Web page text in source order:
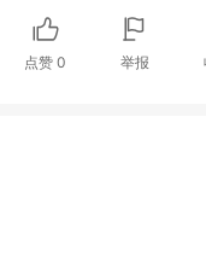
点赞 0 举报